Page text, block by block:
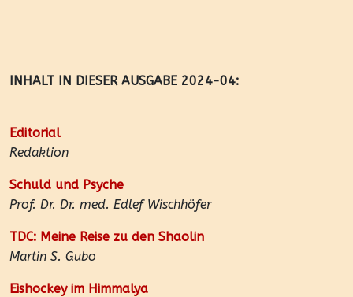
INHALT IN DIESER AUSGABE 2024-04:
Editorial
Redaktion
Schuld und Psyche
Prof. Dr. Dr. med. Edlef Wischhöfer
TDC: Meine Reise zu den Shaolin
Martin S. Gubo
Eishockey im Himmalya